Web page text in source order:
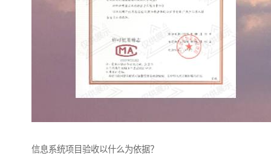
信息系统项目验收以什么为依据？